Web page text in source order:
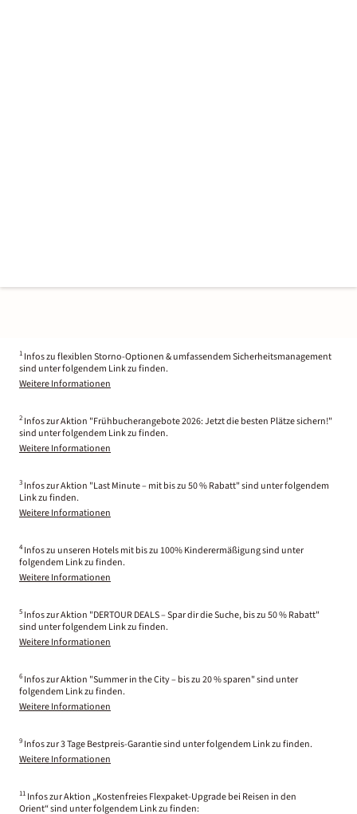
1 Infos zu flexiblen Storno-Optionen & umfassendem Sicherheitsmanagement
sind unter folgendem Link zu finden.
Weitere Informationen
2 Infos zur Aktion "Frühbucherangebote 2026: Jetzt die besten Plätze sichern!"
sind unter folgendem Link zu finden.
Weitere Informationen
3 Infos zur Aktion "Last Minute – mit bis zu 50 % Rabatt" sind unter folgendem
Link zu finden.
Weitere Informationen
4 Infos zu unseren Hotels mit bis zu 100% Kinderermäßigung sind unter
folgendem Link zu finden.
Weitere Informationen
5 Infos zur Aktion "DERTOUR DEALS – Spar dir die Suche, bis zu 50 % Rabatt"
sind unter folgendem Link zu finden.
Weitere Informationen
6 Infos zur Aktion "Summer in the City – bis zu 20 % sparen" sind unter
folgendem Link zu finden.
Weitere Informationen
9 Infos zur 3 Tage Bestpreis-Garantie sind unter folgendem Link zu finden.
Weitere Informationen
11 Infos zur Aktion „Kostenfreies Flexpaket-Upgrade bei Reisen in den
Orient“ sind unter folgendem Link zu finden: